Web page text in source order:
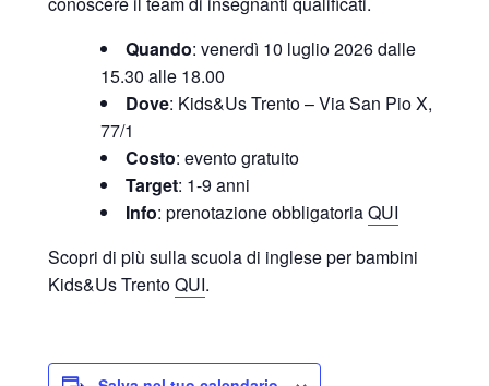
Quando: venerdì 10 luglio 2026 dalle
15.30 alle 18.00
Dove: Kids&Us Trento – Via San Pio X,
77/1
Costo: evento gratuito
Target: 1-9 anni
Info: prenotazione obbligatoriaQUI
Scopri di più sulla scuola di inglese per bambini
Kids&Us TrentoQUI.